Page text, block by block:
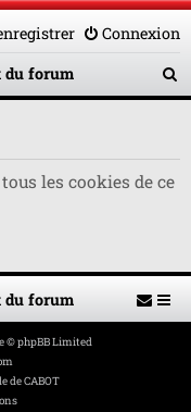
Connexion
du forum
e
c
les cookies de ce
du forum
© phpBB Limited
de CABOT